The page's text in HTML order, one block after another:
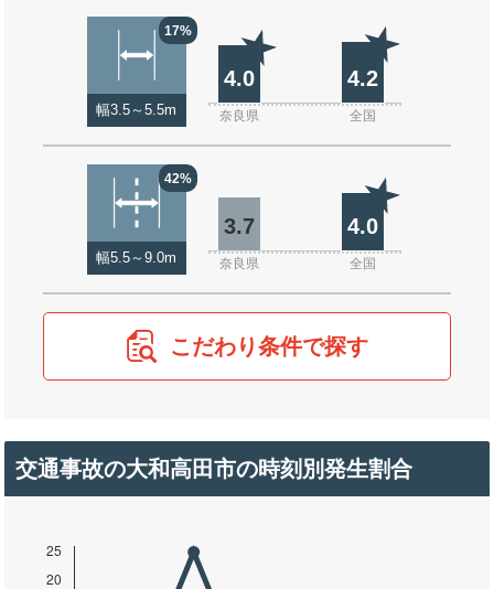
17%
幅3.5～5.5m
4.0 4.2
奈良県 全国
42%
幅5.5～9.0m
3.7 4.0
奈良県 全国
こだわり条件で探す
交通事故の大和高田市の時刻別発生割合